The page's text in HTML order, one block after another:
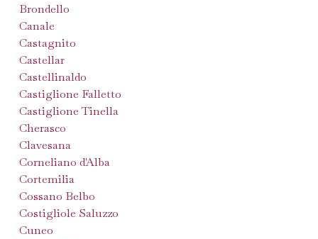
Brondello
Canale
Castagnito
Castellar
Castellinaldo
Castiglione Falletto
Castiglione Tinella
Cherasco
Clavesana
Corneliano d'Alba
Cortemilia
Cossano Belbo
Costigliole Saluzzo
Cuneo